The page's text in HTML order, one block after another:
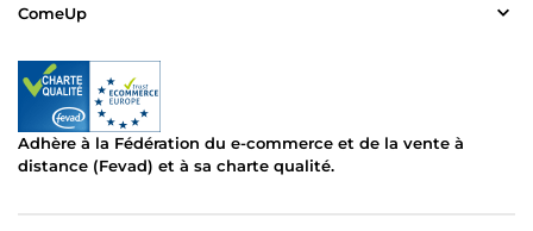
ComeUp
Adhère à la Fédération du e-commerce et de la vente à
distance (Fevad) et à sa charte qualité.